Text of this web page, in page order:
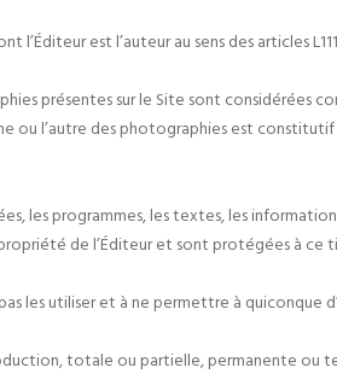
l’Éditeur est l’auteur au sens des articles
présentes sur le Site sont considérées
ou l’autre des photographies est
les programmes, les textes, les
de l’Éditeur et sont protégées à
les utiliser et à ne permettre à quiconque
totale ou partielle, permanente ou